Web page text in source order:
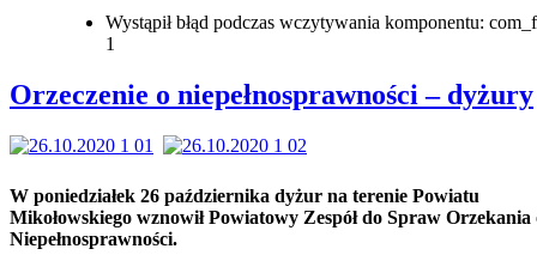
Wystąpił błąd podczas wczytywania komponentu:
1
Orzeczenie o niepełnosprawności – dyżury
W poniedziałek 26 października dyżur na terenie Powiatu
Mikołowskiego wznowił Powiatowy Zespół do Spraw Orzekania
Niepełnosprawności.